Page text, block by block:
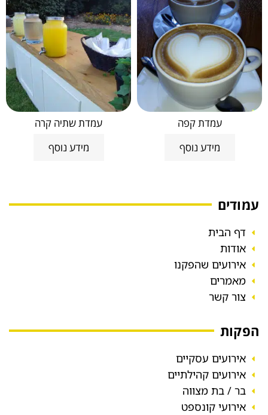
עמדת קפה
מידע נוסף
עמדת שתיה קרה
מידע נוסף
עמודים
דף הבית
אודות
אירועים שהפקנו
מאמרים
צור קשר
הפקות
אירועים עסקיים
אירועים קהילתיים
בר / בת מצווה
אירועי קונספט